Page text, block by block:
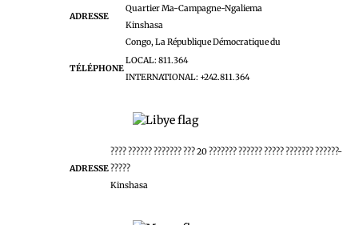
ADRESSE
Quartier Ma-Campagne-Ngaliema
Kinshasa
Congo, La République Démocratique du
TÉLÉPHONE
LOCAL: 811.364
INTERNATIONAL: +242.811.364
Libye: l'Ambassade
ADRESSE
???? ?????? ??????? ??? 20 ??????? ?????? ????? ??????? ??????-
?????
Kinshasa